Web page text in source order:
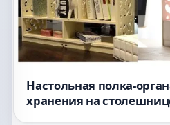
Настольная полка-
хранения на